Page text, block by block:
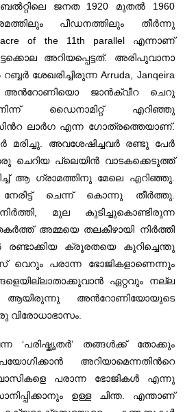
ജനത 1920 മുതല്‍ 1960
പീഡനത്തിലും തീര്‍ന്നു
of the 11th parallel എന്നാണ്
അറിയപ്പെട്ടത്. അരിപുവാനാ
ശേഖരിച്ചിരുന്ന Arruda, Janqeira
അന്‍റോണിയൊ ജാന്‍ക്വീറ ചെറു
ഡൈനാമിറ്റ് എറിഞ്ഞു
ലാര്‍ഗ എന്ന ഗോത്രത്തെയാണ്.
അവശേഷിച്ചവര്‍ രണ്ടു പേര്‍
ചെറിയ പ്ലെയിന്‍ വാടകക്കെടുത്ത്
ആ ഗ്രാമത്തിനു മേലെ എറിഞ്ഞു.
നേരിട്ട് ചെന്ന് കൊന്നു തീര്‍ത്തു.
മുല കുടിച്ചുകൊണ്ടിരുന്ന
അമ്മയെ തലകീഴായി നിര്‍ത്തി
രണ്ടാക്കിയ ക്രൂരതയെ കുറിച്ചെന്തു
വെറും പരാന്ന ഭോജികളാണെന്നും
ഏറ്റവും നല്ല
അന്‍റോണിയോയുടെ
‘പരിഷ്കൃതര്‍’ തങ്ങള്‍ക്ക് തോക്കും
അറിയാമെന്നതിന്‍റെ
പരാന്ന ഭോജികള്‍ എന്നു
ഉള്ള ചിന്ത. എന്താണ്